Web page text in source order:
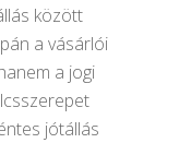
között
a vásárlói
a jogi
jótállás